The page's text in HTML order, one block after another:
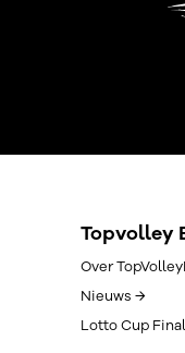
Topvolley
Over
Nieuws →
Lotto Cup